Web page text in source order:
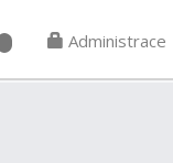
Administrace